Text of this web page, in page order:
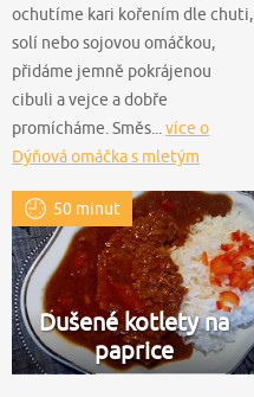
ochutíme kari kořením dle chuti,
solí nebo sojovou omáčkou,
přidáme jemně pokrájenou
cibuli a vejce a dobře
promícháme. Směs...více o
Dýňová omáčka s mletým
50 minut
Dušené kotlety na
paprice